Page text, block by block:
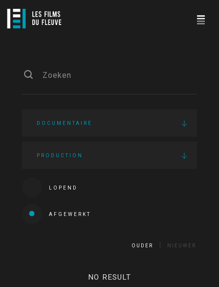
DOCUMENTAIRE
PRODUCTION
LOPEND
AFGEWERKT
OUDER NIEUWER
NO RESULT